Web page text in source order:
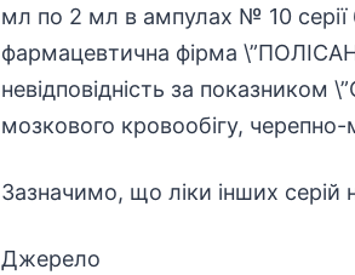
мл по 2 мл в ампулах № 10 серії
фармацевтична фірма
невідповідність за показником
мозкового кровообігу, черепно-
Зазначимо, що ліки інших серій
Джерело